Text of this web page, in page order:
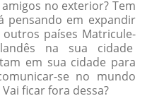
no exterior? Tem
pensando em expandir
países Matricule-
na sua cidade
em sua cidade para
se no mundo
ficar fora dessa?